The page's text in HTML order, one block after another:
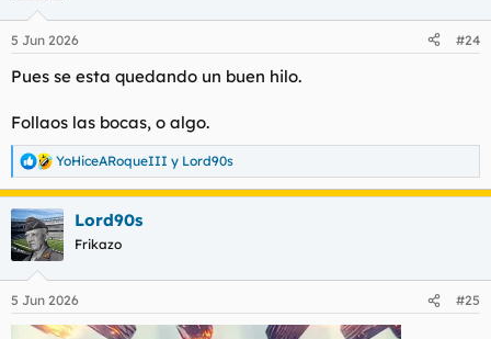
5 Jun 2026 #24
Pues se esta quedando un buen hilo.
Follaos las bocas, o algo.
R
e
a
c
c
i
e
s
YoHiceARoqueIII y Lord90s
Lord90s
Frikazo
5 Jun 2026 #25